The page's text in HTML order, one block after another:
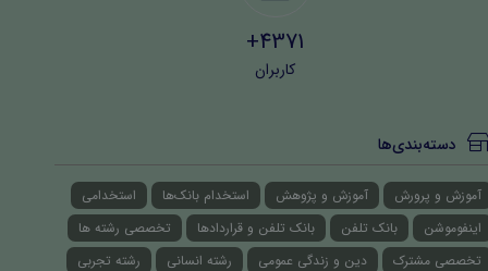
4371+
کاربران
دسته‌بندی‌ها
آموزش و پرورش آموزش و پژوهش استخدام بانک‌ها
استخدامی
اینفوموشن
بانک تلفن بانک تلفن و قراردادها
تخصصی رشته ها
تخصصی مشترک
دین و زندگی عمومی رشته انسانی رشته تجربی